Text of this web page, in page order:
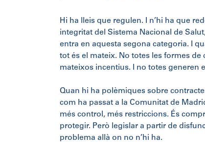
Hi ha lleis que regulen. I n’hi ha que
integritat del Sistema Nacional de
entra en aquesta segona categoria. I
tot és el mateix. No totes les formes
mateixos incentius. I no totes generen
Quan hi ha polèmiques sobre
com ha passat a la Comunitat de
més control, més restriccions. És
protegir. Però legislar a partir de
problema allà on no n’hi ha.